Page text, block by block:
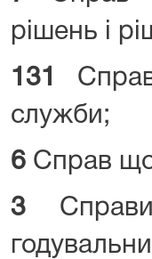
рішень і
131
служби;
6 Справ
3